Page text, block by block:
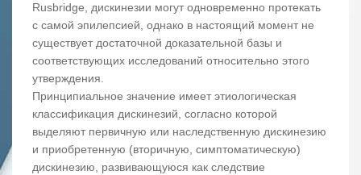
Rusbridge, дискинезии могут одновременно протекать
с самой эпилепсией, однако в настоящий момент не
существует достаточной доказательной базы и
соответствующих исследований относительно этого
утверждения.
Принципиальное значение имеет этиологическая
классификация дискинезий, согласно которой
выделяют первичную или наследственную дискинезию
и приобретенную (вторичную, симптоматическую)
дискинезию, развивающуюся как следствие